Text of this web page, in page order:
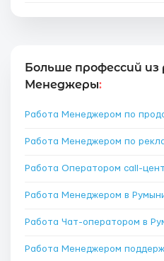
Больше профессий из
Менеджеры:
Работа Менеджером по
Работа Менеджером по
Работа Оператором call-
Работа Менеджером в
Работа Чат-оператором в
Работа Менеджером